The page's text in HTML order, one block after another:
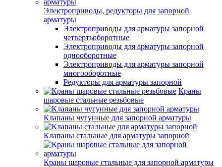
Электроприводы, редукторы для запорной
арматуры
Электроприводы для арматуры запорной
четвертьоборотные
Электроприводы для арматуры запорной
однооборотные
Электроприводы для арматуры запорной
многооборотные
Редукторы для арматуры запорной
Краны
шаровые стальные резьбовые
Клапаны чугунные для запорной арматуры
Клапаны стальные для арматуры запорной
Краны шаровые стальные для запорной арматуры